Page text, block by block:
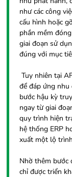
như các công
cấu hình hoặc
phần mềm
giai đoạn sử
đúng với mục
Tuy nhiên tại
để đáp ứng nhu
bước hậu kỳ
ngay từ giai
quy trình hiện
hệ thống ERP
xuất một lộ
Nhờ thêm bước
chỉ được triển